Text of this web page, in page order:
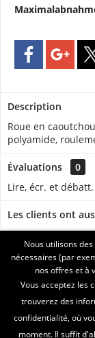
Description
Roue en
polyamide,
Évaluations
0
Lire, écr. et
Les clients ont
ASSISTANCE
SERVICE
INFORMATIONS
Nous utilisons
nécessaires (par
nos offres et à
Vous acceptez les
trouverez des
confidentialité, où
moment. Il suffit